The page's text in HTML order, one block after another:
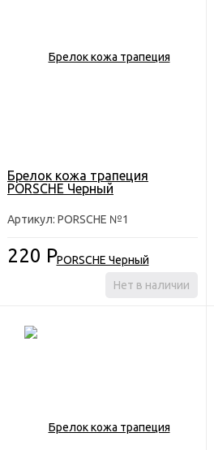
Брелок кожа трапеция
PORSCHE Черный
Артикул: PORSCHE №1
220 Р
Нет в наличии